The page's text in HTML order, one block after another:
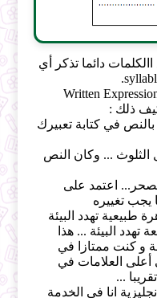
دائما تذكر أي
ذلك :
في كتابة تعبيرك
... وكان النص
اعتمد على
يجب تغييره
تهدد البيئة
البيئة ... هذا
و كنت ممتازا في
أعلى العلامات في
...
انا في الخدمة